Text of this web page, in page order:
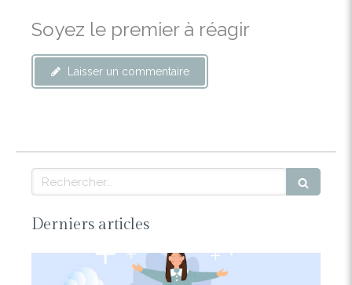
Soyez le premier à réagir
Laisser un commentaire
Rechercher
Derniers articles